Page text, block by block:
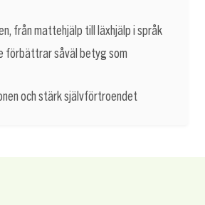
från mattehjälp till läxhjälp i språk
förbättrar såväl betyg som
och stärk självförtroendet